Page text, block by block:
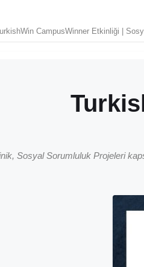
CampusWinner Etkinliği |
Sosyal Sorumluluk Projeleri